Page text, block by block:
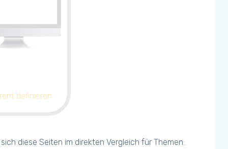
definieren
diese Seiten im direkten Vergleich für Themen: